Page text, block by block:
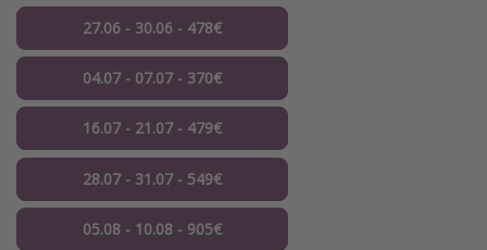
27.06 - 30.06 - 478€
04.07 - 07.07 - 370€
16.07 - 21.07 - 479€
28.07 - 31.07 - 549€
05.08 - 10.08 - 905€